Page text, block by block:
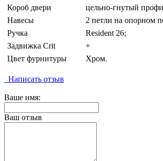
Короб двери
цельно-гнутый
Навесы
2 петли на опорном
Ручка
Resident 26;
Задвижка Crit
+
Цвет фурнитуры
Хром.
Написать отзыв
Ваше имя:
Ваш отзыв